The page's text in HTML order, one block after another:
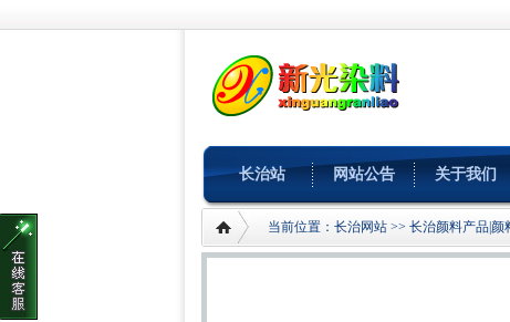
长治站 网站公告 关于我们
当前位置： 长治网站 >> 长治颜料产品|颜